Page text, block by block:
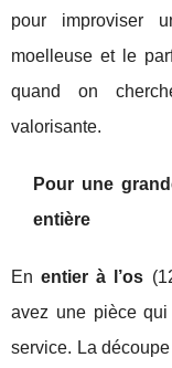
pour improviser
moelleuse et le
quand on
valorisante.
Pour une
entière
Enentier à l’os
avez une pièce
service. La